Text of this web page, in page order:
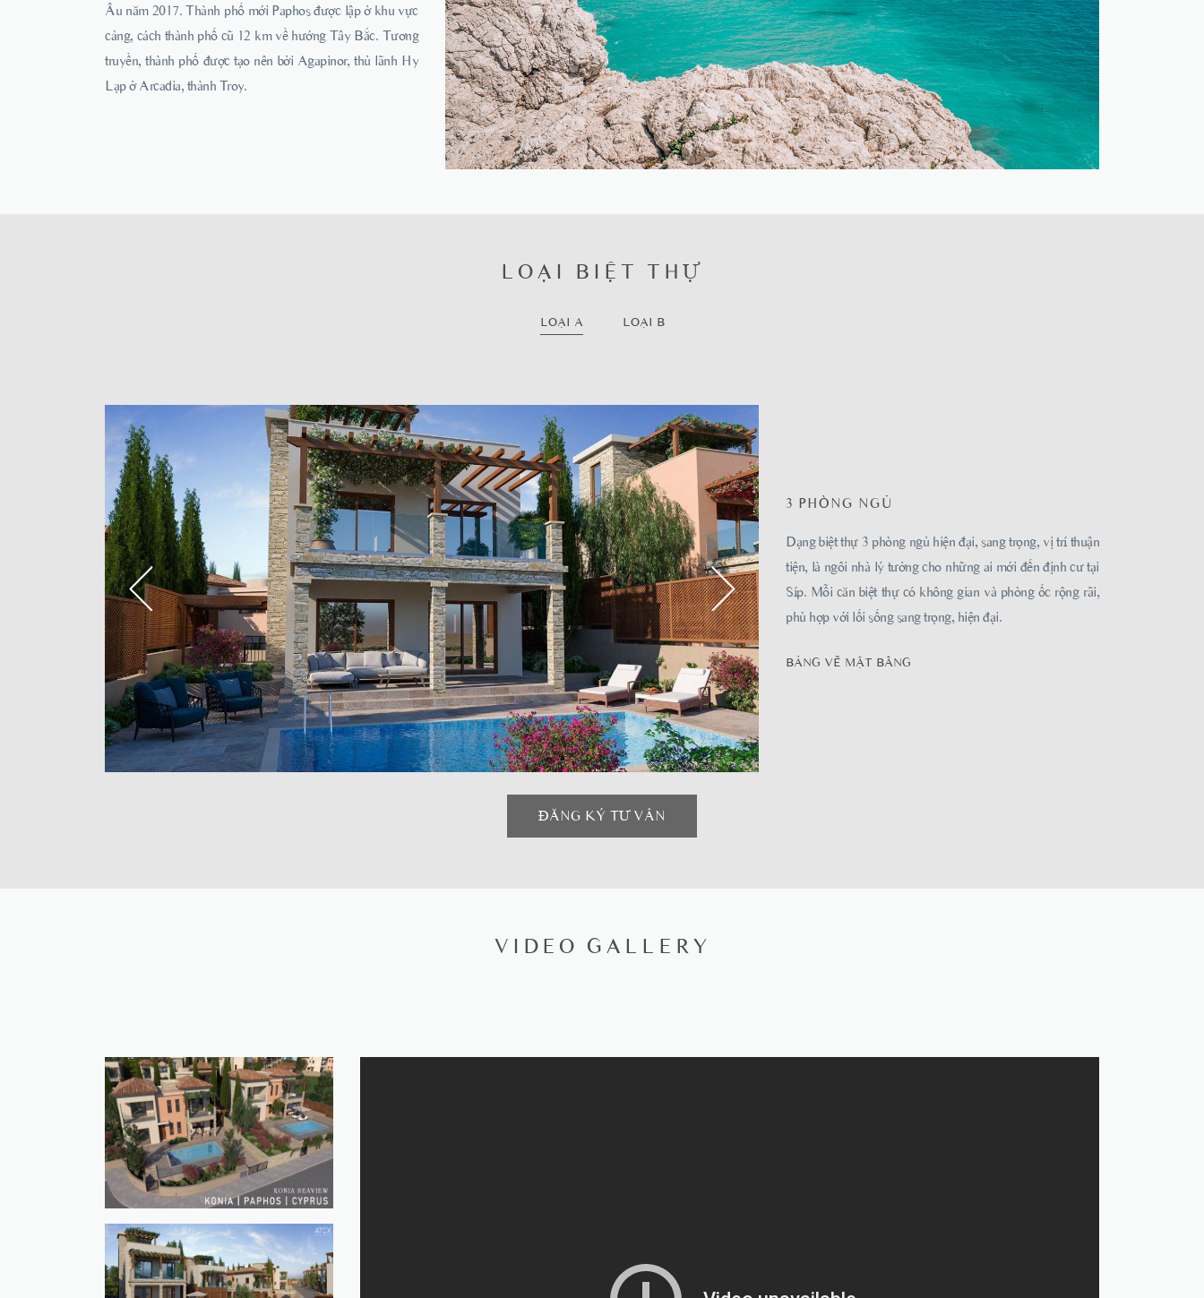
Âu năm 2017. Thành phố mới Paphos được lập ở khu vực
cảng, cách thành phố cũ 12 km về hướng Tây Bắc. Tương
truyền, thành phố được tạo nên bởi Agapinor, thủ lãnh Hy
Lạp ở Arcadia, thành Troy.
LOẠI BIỆT THỰ
LOẠI A LOẠI B
3 PHÒNG NGỦ
Dạng biệt thự 3 phòng ngủ hiện đại, sang trọng, vị trí thuận
tiện, là ngôi nhà lý tưởng cho những ai mới đến định cư tại
Síp. Mỗi căn biệt thự có không gian và phòng ốc rộng rãi,
phù hợp với lối sống sang trọng, hiện đại.
BẢNG VẼ MẶT BẰNG
ĐĂNG KÝ TƯ VẤN
VIDEO GALLERY